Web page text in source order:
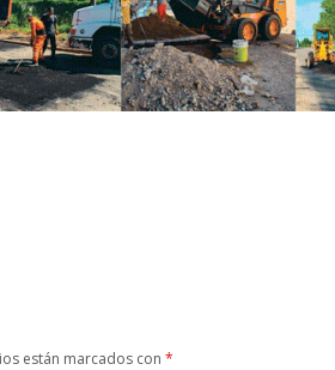
están marcados con *